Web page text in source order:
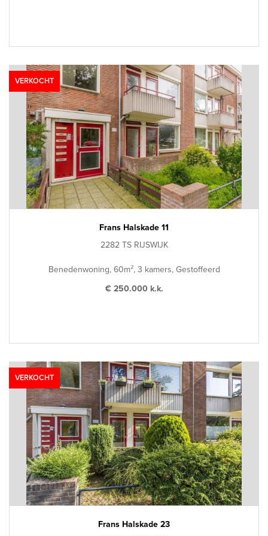
VERKOCHT
Frans Halskade 11
2282 TS RIJSWIJK
Benedenwoning, 60m², 3 kamers, Gestoffeerd
€ 250.000 k.k.
VERKOCHT
Frans Halskade 23